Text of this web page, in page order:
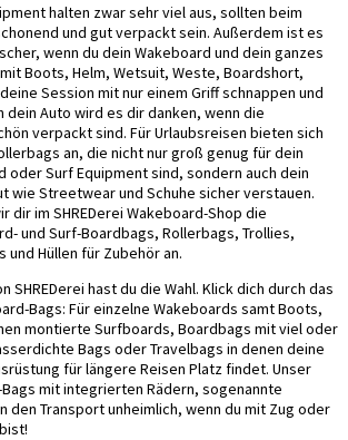
halten zwar sehr viel aus, sollten beim
und gut verpackt sein. Außerdem ist es
wenn du dein Wakeboard und dein ganzes
Boots, Helm, Wetsuit, Weste, Boardshort,
Session mit nur einem Griff schnappen und
dein Auto wird es dir danken, wenn die
verpackt sind. Für Urlaubsreisen bieten sich
an, die nicht nur groß genug für dein
oder Surf Equipment sind, sondern auch dein
wie Streetwear und Schuhe sicher verstauen.
dir im SHREDerei Wakeboard-Shop die
und Surf-Boardbags, Rollerbags, Trollies,
und Hüllen für Zubehör an.
SHREDerei hast du die Wahl. Klick dich durch das
Bags: Für einzelne Wakeboards samt Boots,
montierte Surfboards, Boardbags mit viel oder
Bags oder Travelbags in denen deine
für längere Reisen Platz findet. Unser
mit integrierten Rädern, sogenannte
den Transport unheimlich, wenn du mit Zug oder